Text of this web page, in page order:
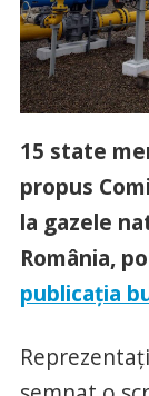
15 state
propus
la gazele
România,
publicația